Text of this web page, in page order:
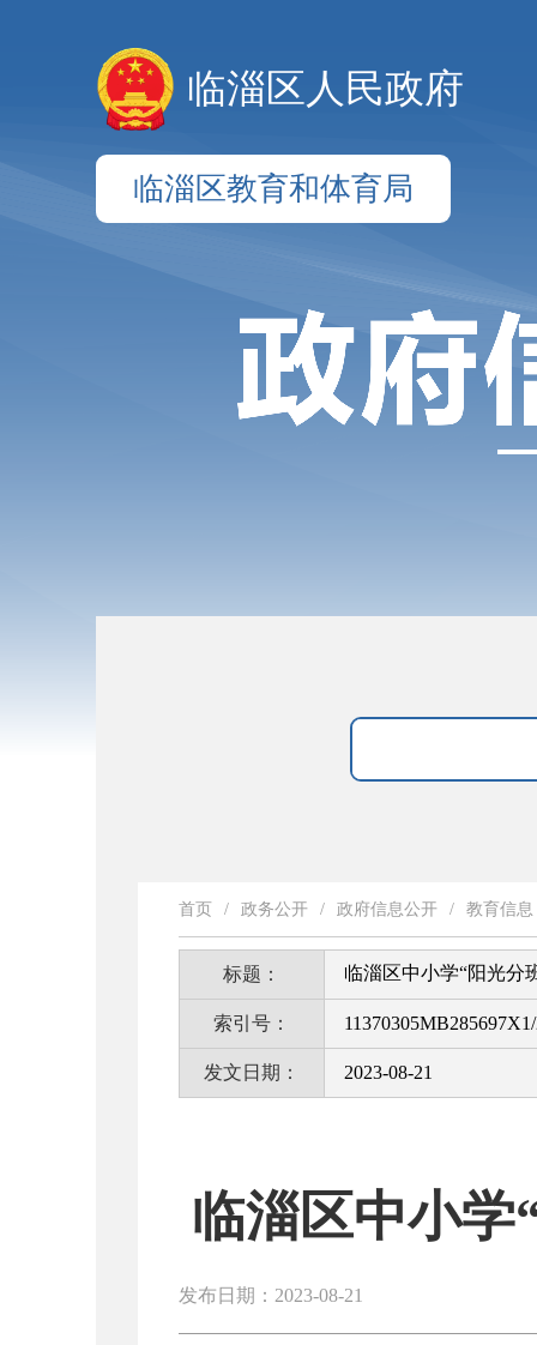
临淄区人民政府
临淄区教育和体育局
首页 / 政务公开 / 政府信息公开 / 教育信息
标题： 临淄区中小学“阳光分
索引号：
发文日期： 2023-08-21
临淄区中小学
发布日期：2023-08-21